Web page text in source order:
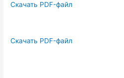
Скачать PDF-файл
Скачать PDF-файл